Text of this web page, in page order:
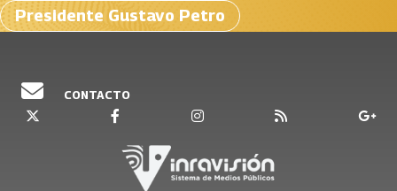
Presidente Gustavo Petro
CONTACTO